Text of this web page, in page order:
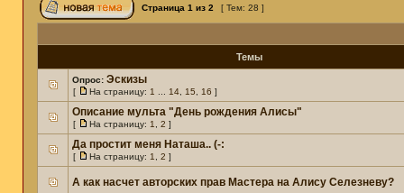
Страница 1 из 2 [ Тем: 28 ]
Темы
Опрос: Эскизы
[ На страницу: 1 14 15 16 ]
Описание мульта "День рождения Алисы"
[ На страницу: 1 2 ]
Да простит меня Наташа.. (-:
[ На страницу: 1 2 ]
А как насчет авторских прав Мастера на Алису Селезневу?